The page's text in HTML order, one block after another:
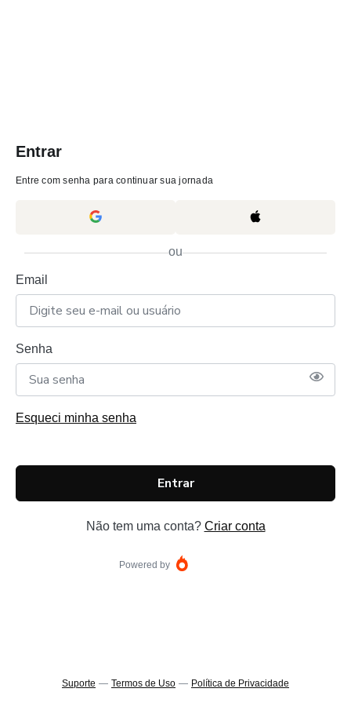
Entrar
Entre com senha para continuar sua jornada
ou
Email
Senha
Esqueci minha senha
Entrar
Não tem uma conta? Criar conta
Powered by
Suporte — Termos de Uso — Política de Privacidade